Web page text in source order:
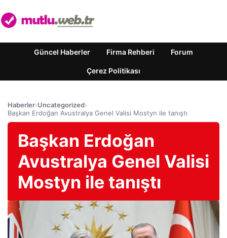
Güncel Haberler Firma Rehberi Forum
Çerez Politikası
Haberler›Uncategorized›
Başkan Erdoğan Avustralya Genel Valisi Mostyn ile tanıştı
Başkan Erdoğan
Avustralya Genel Valisi
Mostyn ile tanıştı